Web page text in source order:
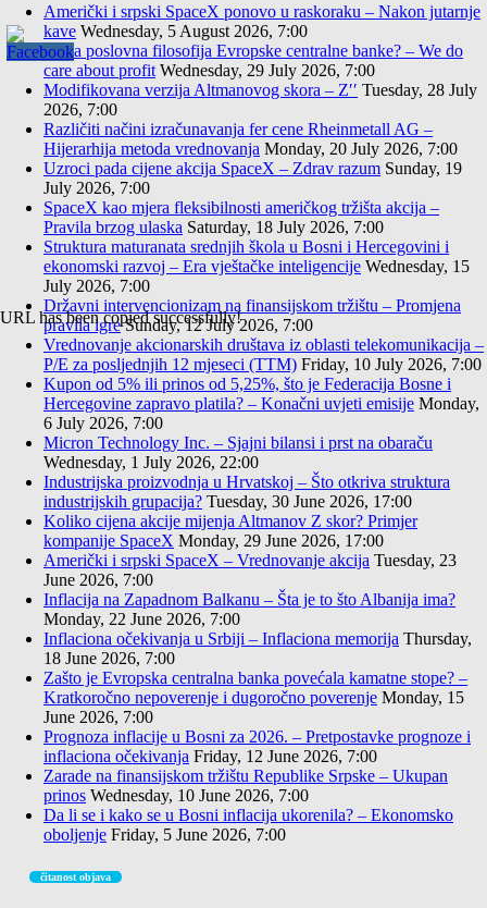
URL has been copied successfully!
Američki i srpski SpaceX ponovo u raskoraku – Nakon jutarnje
kave Wednesday, 5 August 2026, 7:00
Nova poslovna filosofija Evropske centralne banke? – We do
care about profit Wednesday, 29 July 2026, 7:00
Modifikovana verzija Altmanovog skora – Z′′ Tuesday, 28 July
2026, 7:00
Različiti načini izračunavanja fer cene Rheinmetall AG –
Hijerarhija metoda vrednovanja Monday, 20 July 2026, 7:00
Uzroci pada cijene akcija SpaceX – Zdrav razum Sunday, 19
July 2026, 7:00
SpaceX kao mjera fleksibilnosti američkog tržišta akcija –
Pravila brzog ulaska Saturday, 18 July 2026, 7:00
Struktura maturanata srednjih škola u Bosni i Hercegovini i
ekonomski razvoj – Era vještačke inteligencije Wednesday, 15
July 2026, 7:00
Državni intervencionizam na finansijskom tržištu – Promjena
pravila igre Sunday, 12 July 2026, 7:00
Vrednovanje akcionarskih društava iz oblasti telekomunikacija –
P/E za posljednjih 12 mjeseci (TTM) Friday, 10 July 2026, 7:00
Kupon od 5% ili prinos od 5,25%, što je Federacija Bosne i
Hercegovine zapravo platila? – Konačni uvjeti emisije Monday,
6 July 2026, 7:00
Micron Technology Inc. – Sjajni bilansi i prst na obaraču
Wednesday, 1 July 2026, 22:00
Industrijska proizvodnja u Hrvatskoj – Što otkriva struktura
industrijskih grupacija? Tuesday, 30 June 2026, 17:00
Koliko cijena akcije mijenja Altmanov Z skor? Primjer
kompanije SpaceX Monday, 29 June 2026, 17:00
Američki i srpski SpaceX – Vrednovanje akcija Tuesday, 23
June 2026, 7:00
Inflacija na Zapadnom Balkanu – Šta je to što Albanija ima?
Monday, 22 June 2026, 7:00
Inflaciona očekivanja u Srbiji – Inflaciona memorija Thursday,
18 June 2026, 7:00
Zašto je Evropska centralna banka povećala kamatne stope? –
Kratkoročno nepoverenje i dugoročno poverenje Monday, 15
June 2026, 7:00
Prognoza inflacije u Bosni za 2026. – Pretpostavke prognoze i
inflaciona očekivanja Friday, 12 June 2026, 7:00
Zarade na finansijskom tržištu Republike Srpske – Ukupan
prinos Wednesday, 10 June 2026, 7:00
Da li se i kako se u Bosni inflacija ukorenila? – Ekonomsko
oboljenje Friday, 5 June 2026, 7:00
čitanost objava